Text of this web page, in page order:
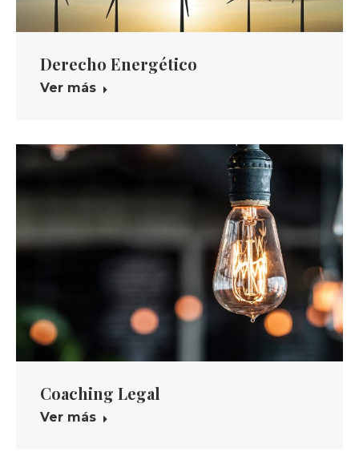
Derecho Energético
Ver más
Coaching Legal
Ver más